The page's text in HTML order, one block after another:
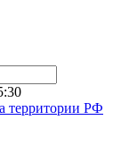
территории РФ